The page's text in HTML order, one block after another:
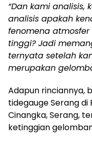
“Dan kami analisis,
analisis apakah
fenomena
tinggi? Jadi
ternyata setelah
merupakan
Adapun rinciannya,
tidegauge Serang di
Cinangka, Serang,
ketinggian